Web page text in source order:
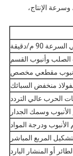
الإنتاج،
90 م/دقيقة
وأنبوب القسم
أنبوب مقطعي مخصص
منخفض السبائك
الحرب عالي التردد
ودرجة المواد
المربع المباشر
أو المنشار البارد